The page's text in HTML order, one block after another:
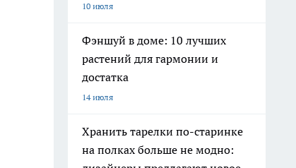
10 июля
Фэншуй в доме: 10 лучших
растений для гармонии и
достатка
14 июля
Хранить тарелки по-старинке
на полках больше не модно: